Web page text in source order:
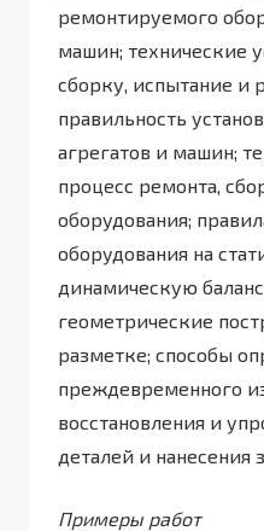
ремонтируемого
машин; технические
сборку, испытание и
правильность
агрегатов и машин;
процесс ремонта,
оборудования;
оборудования на
динамическую
геометрические
разметке; способы
преждевременного
восстановления и
деталей и нанесения
Примеры работ